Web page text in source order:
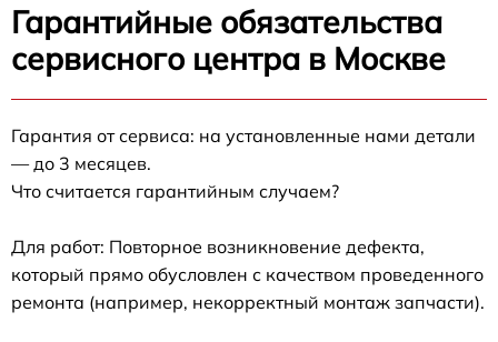
Гарантийные обязательства
сервисного центра в Москве
Гарантия от сервиса: на установленные нами детали
— до 3 месяцев.
Что считается гарантийным случаем?
Для работ: Повторное возникновение дефекта,
который прямо обусловлен с качеством проведенного
ремонта (например, некорректный монтаж запчасти).